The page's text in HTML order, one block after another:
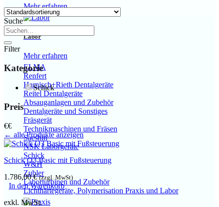
Mehr erfahren
Labor
Mehr erfahren
ELMA
Renfert
Harnisch+Rieth Dentalgeräte
Reitel Dentalgeräte
Absauganlagen und Zubehör
Dentalgeräte und Sonstiges
Fräsgerät
Technikmaschinen und Fräsen
Saeshin
NSK Laborgeräte
Schick
W&H
Zubler
Laborturbinen und Zubehör
Lichthärtegeräte, Polymerisation Praxis und Labor
Suche
Filter
Kategorie
Schick
Preis
€€
← alle Produkte anzeigen
Schick Q3 Basic mit Fußsteuerung
1.786,00€ (zzgl. MwSt)
In den Warenkorb
exkl. MwSt.